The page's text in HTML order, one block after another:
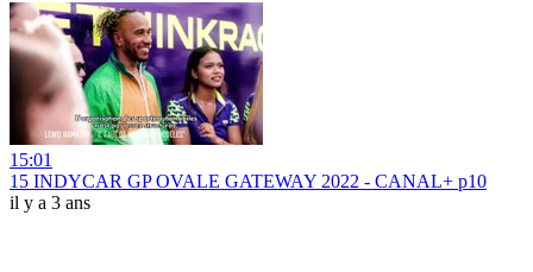
15:01
15 INDYCAR GP OVALE GATEWAY 2022 - CANAL+ p10
il y a 3 ans